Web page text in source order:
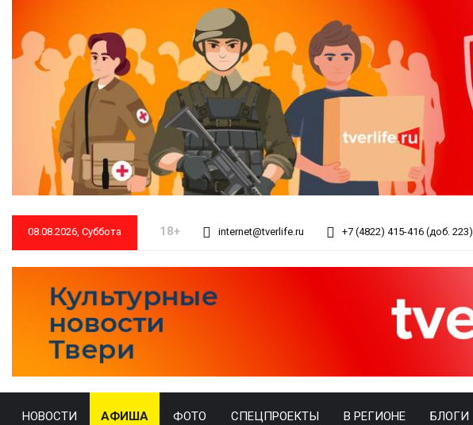
08.08.2026, Суббота 18+ internet@tverlife.ru +7 (4822) 415-416 (доб. 223)
НОВОСТИ АФИША ФОТО СПЕЦПРОЕКТЫ В РЕГИОНЕ БЛОГИ